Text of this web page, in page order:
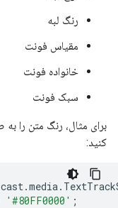
رنگ لبه
مقیاس فونت
خانواده فونت
سبک فونت
کنید:
cast.media.
'#80FF0000' ;